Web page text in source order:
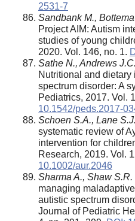
2531-7
Sandbank M.,
Project AIM: Autism
studies of young
2020. Vol. 146, no. 1.
Sathe N., Andrews
Nutritional and
spectrum disorder: A
Pediatrics, 2017. Vol.
10.1542/peds.2017-
Schoen S.A., Lane
systematic review of
intervention for
Research, 2019. Vol.
10.1002/aur.2046
Sharma A., Shaw S.R.
managing
autistic spectrum
Journal of Pediatric